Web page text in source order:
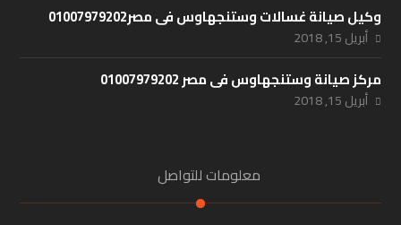
وكيل صيانة غسالات وستنجهاوس فى مصر01007979202
أبريل 15, 2018
مركز صيانة وستنجهاوس فى مصر 01007979202
أبريل 15, 2018
معلومات للتواصل